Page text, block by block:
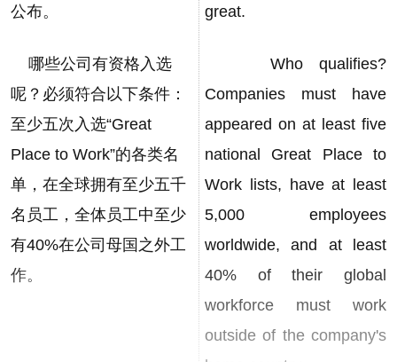
公布。
哪些公司有资格入选
呢？必须符合以下条件：
至少五次入选“Great
Place to Work”的各类名
单，在全球拥有至少五千
名员工，全体员工中至少
有40%在公司母国之外工
作。
great.
Who qualifies?
Companies must have
appeared on at least five
national Great Place to
Work lists, have at least
5,000 employees
worldwide, and at least
40% of their global
workforce must work
outside of the company's